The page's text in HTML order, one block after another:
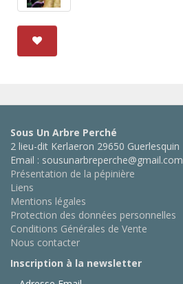
Sous Un Arbre Perché
2 lieu-dit Kerlaeron 29650 Guerlesquin
Email : sousunarbreperche@gmail.com
Présentation de la pépinière
Liens
Mentions légales
Protection des données personnelles
Conditions Générales de Vente
Nous contacter
Inscription à la newsletter